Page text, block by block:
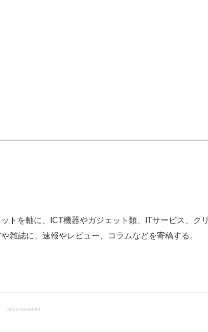
トを軸に、ICT機器やガジェット類、ITサービス、クリ
雑誌に、速報やレビュー、コラムなどを寄稿する。
advertisement